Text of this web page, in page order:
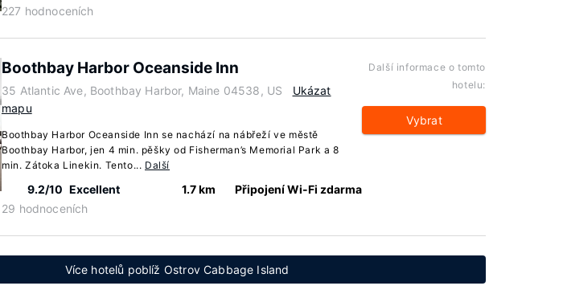
227 hodnoceních
Boothbay Harbor Oceanside Inn
35 Atlantic Ave, Boothbay Harbor, Maine 04538, US
Ukázat
mapu
Boothbay Harbor Oceanside Inn se nachází na nábřeží ve městě
Boothbay Harbor, jen 4 min. pěšky od Fisherman’s Memorial Park a 8
min. Zátoka Linekin. Tento... Další
9.2/10 Excellent
29 hodnoceních
1.7 km Připojení Wi-Fi zdarma
Další informace o tomto
hotelu:
Vybrat
Více hotelů poblíž Ostrov Cabbage Island